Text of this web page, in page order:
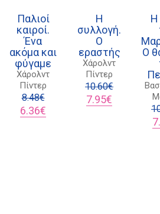
Παλιοί
καιροί.
Ένα
ακόμα και
φύγαμε
Χάρολντ
Πίντερ
8.48€
Original
price
6.36€
τρέχουσα
Η
συλλογή.
Ο
εραστής
Χάρολντ
Πίντερ
10.60€
Original
price
7.95€
τρέχουσα
Η
Ο
Πολιτική
Τρόποι
Όροι χρήσης
Αποστολές